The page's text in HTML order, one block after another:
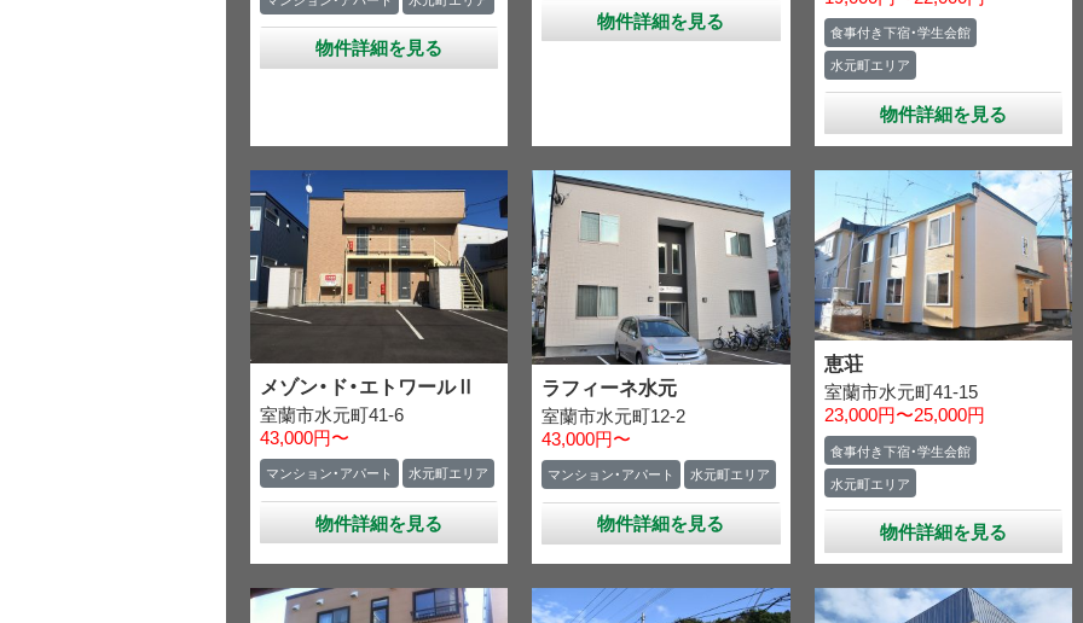
物件詳細を見る
物件詳細を見る
食事付き下宿・学生会館
水元町エリア
物件詳細を見る
メゾン・ド・エトワールⅡ
室蘭市水元町41-6
43,000円〜
マンション・アパート 水元町エリア
物件詳細を見る
ラフィーネ水元
室蘭市水元町12-2
43,000円〜
マンション・アパート 水元町エリア
物件詳細を見る
恵荘
室蘭市水元町41-15
23,000円〜25,000円
食事付き下宿・学生会館
水元町エリア
物件詳細を見る